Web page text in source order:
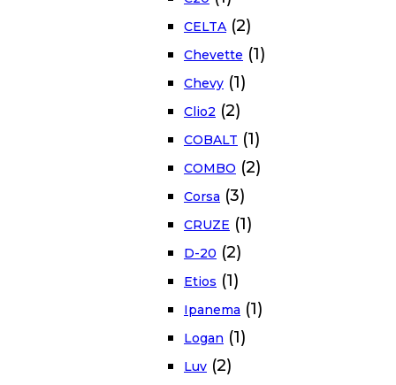
CELTA (2)
Chevette (1)
Chevy (1)
Clio2 (2)
COBALT (1)
COMBO (2)
Corsa (3)
CRUZE (1)
D-20 (2)
Etios (1)
Ipanema (1)
Logan (1)
Luv (2)